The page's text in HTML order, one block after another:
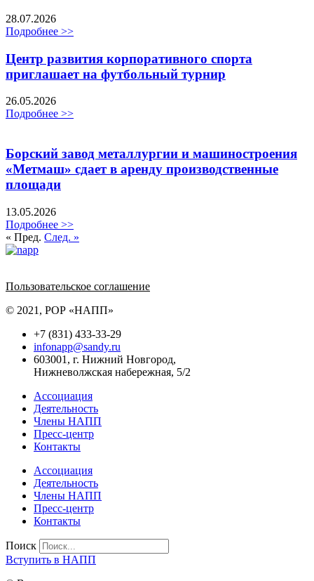
28.07.2026
Подробнее >>
Центр развития корпоративного спорта
приглашает на футбольный турнир
26.05.2026
Подробнее >>
Борский завод металлургии и машиностроения
«Метмаш» сдает в аренду производственные
площади
13.05.2026
Подробнее >>
« Пред. След. »
Пользовательское соглашение
© 2021, РОР «НАПП»
+7 (831) 433-33-29
infonapp@sandy.ru
603001, г. Нижний Новгород,
Нижневолжская набережная, 5/2
Ассоциация
Деятельность
Члены НАПП
Пресс-центр
Контакты
Ассоциация
Деятельность
Члены НАПП
Пресс-центр
Контакты
Поиск
Вступить в НАПП